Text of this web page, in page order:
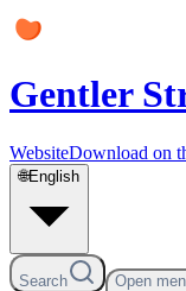
Gentler
WebsiteDownload on
🌐English
Search Open